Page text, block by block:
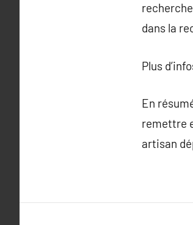
dans la
Plus
En
remettre
artisan